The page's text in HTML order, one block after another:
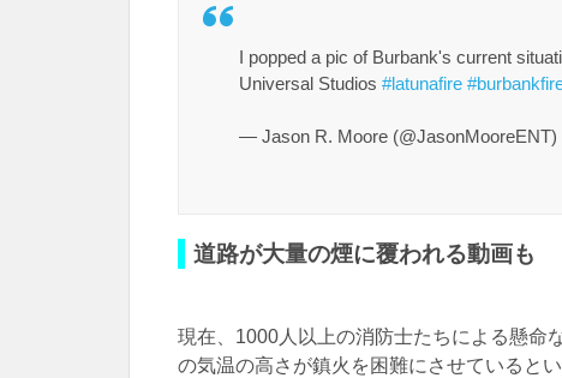
I popped a pic of Burbank's current
Universal Studios #latunafire
— Jason R. Moore (@JasonMooreENT)
道路が大量の煙に覆われる動画も
現在、1000人以上の消防士たちによる懸命
の気温の高さが鎮火を困難にさせているとい